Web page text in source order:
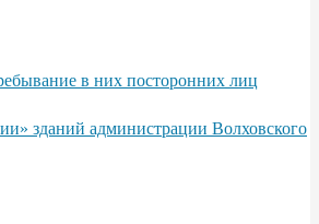
в них посторонних лиц
зданий администрации Волховского